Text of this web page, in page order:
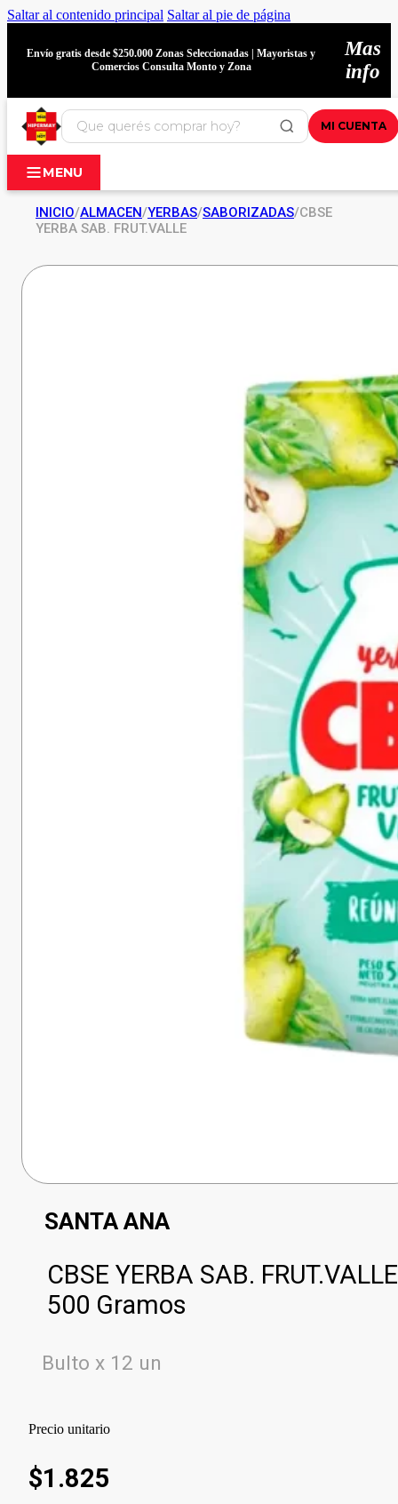
Saltar al contenido principal Saltar al pie de página
Envío gratis desde $250.000 Zonas Seleccionadas | Mayoristas y
Comercios Consulta Monto y Zona
Mas
info
MI CUENTA
MENU
INICIO/ALMACEN/YERBAS/SABORIZADAS/CBSE
YERBA SAB. FRUT.VALLE
SANTA ANA
CBSE YERBA SAB. FRUT.VALLE
500 Gramos
Bulto x 12 un
Precio unitario
$1.825